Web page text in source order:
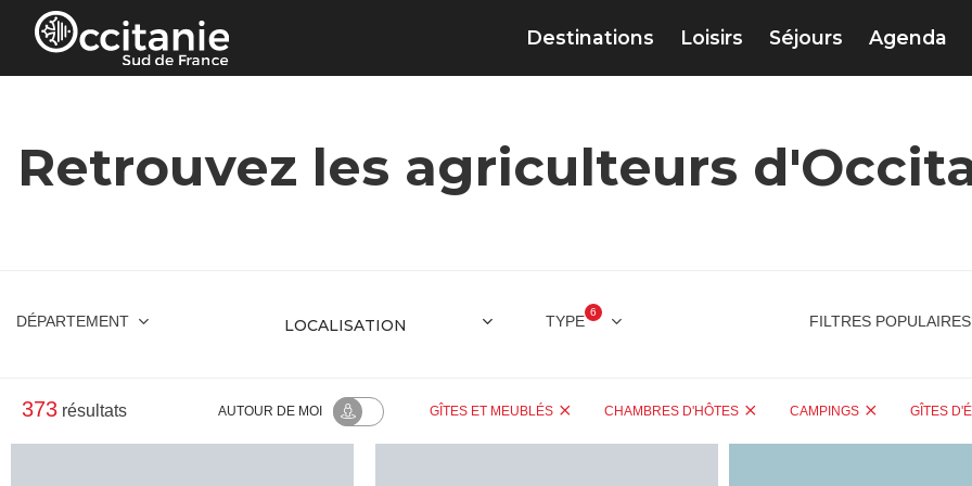
Panneau de gestion des cookies
Destinations Loisirs Séjours Agenda
Retrouvez les agriculteurs
DÉPARTEMENT TYPE
6
FILTRES POPULAIRES
373 résultats AUTOUR DE MOI GÎTES ET MEUBLÉS CHAMBRES D'HÔTES CAMPINGS GÎTES